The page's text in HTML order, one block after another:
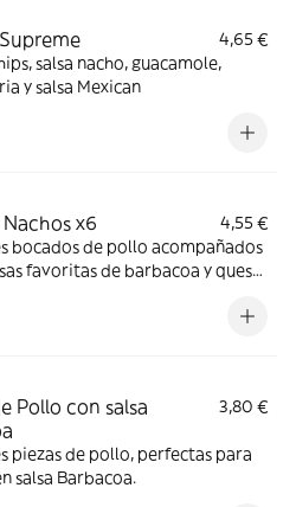
4,65 €
salsa nacho, guacamole,
y salsa Mexican
x6
4,55 €
bocados de pollo acompañados
favoritas de barbacoa y queso
Pollo con salsa
3,80 €
piezas de pollo, perfectas para
salsa Barbacoa.